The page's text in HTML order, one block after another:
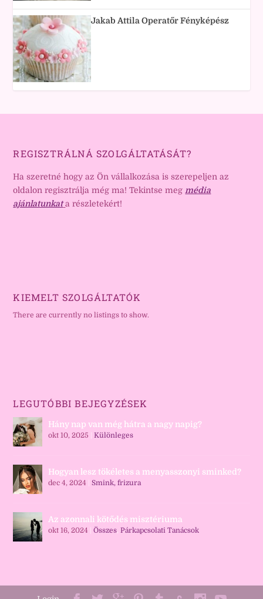
Jakab Attila Operatőr Fényképész
REGISZTRÁLNÁ SZOLGÁLTATÁSÁT?
Ha szeretné hogy az Ön vállalkozása is szerepeljen az
oldalon regisztrálja még ma! Tekintse meg média
ajánlatunkat a részletekért!
KIEMELT SZOLGÁLTATÓK
There are currently no listings to show.
LEGUTÓBBI BEJEGYZÉSEK
Hány nap van még hátra a nagy napig?
okt 10, 2025 |Különleges
Hogyan lesz tökéletes a menyasszonyi sminked?
dec 4, 2024 |Smink, frizura
Az azonnali kötődés misztériuma
okt 16, 2024 |Összes,Párkapcsolati Tanácsok